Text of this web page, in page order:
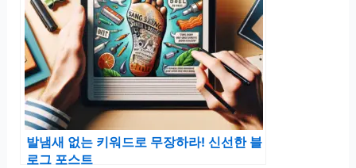
발냄새 없는 키워드로 무장하라! 신선한 블
로그 포스트